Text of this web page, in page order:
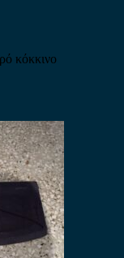
κόκκινο